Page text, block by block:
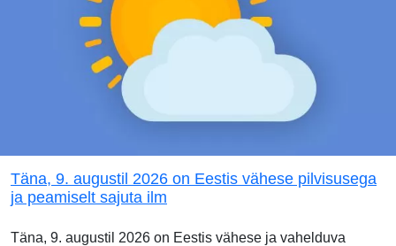
Täna, 9. augustil 2026 on Eestis vähese pilvisusega
ja peamiselt sajuta ilm
Täna, 9. augustil 2026 on Eestis vähese ja vahelduva